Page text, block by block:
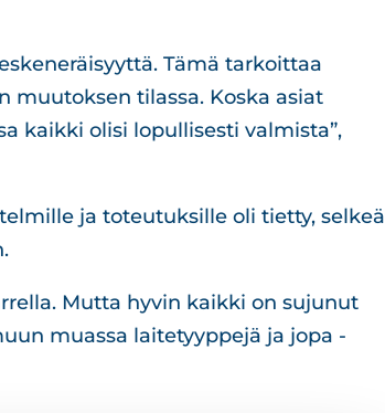
Tämä tarkoittaa
muutoksen tilassa. Koska asiat
kaikki olisi lopullisesti valmista”,
ja toteutuksille oli tietty, selkeä
Mutta hyvin kaikki on sujunut
muassa laitetyyppejä ja jopa -